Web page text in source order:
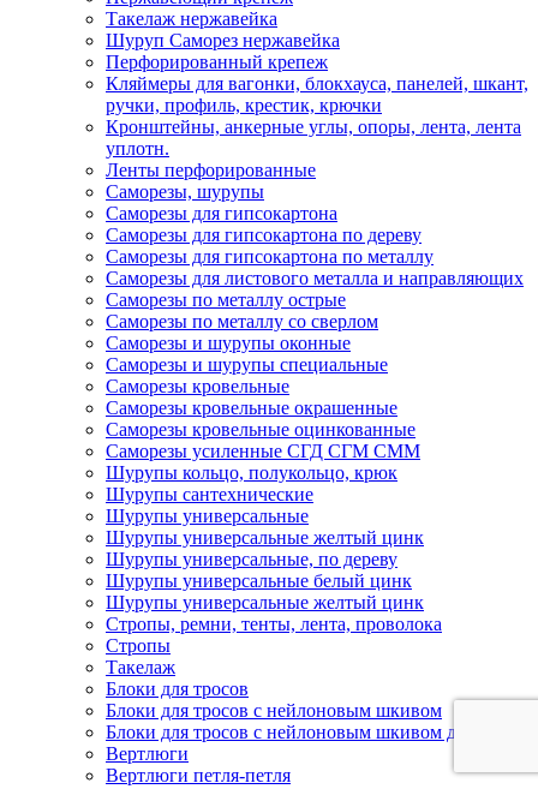
Такелаж нержавейка
Шуруп Саморез нержавейка
Перфорированный крепеж
Кляймеры для вагонки, блокхауса, панелей, шкант,
ручки, профиль, крестик, крючки
Кронштейны, анкерные углы, опоры, лента, лента
уплотн.
Ленты перфорированные
Саморезы, шурупы
Саморезы для гипсокартона
Саморезы для гипсокартона по дереву
Саморезы для гипсокартона по металлу
Саморезы для листового металла и направляющих
Саморезы по металлу острые
Саморезы по металлу со сверлом
Саморезы и шурупы оконные
Саморезы и шурупы специальные
Саморезы кровельные
Саморезы кровельные окрашенные
Саморезы кровельные оцинкованные
Саморезы усиленные СГД СГМ СММ
Шурупы кольцо, полукольцо, крюк
Шурупы сантехнические
Шурупы универсальные
Шурупы универсальные желтый цинк
Шурупы универсальные, по дереву
Шурупы универсальные белый цинк
Шурупы универсальные желтый цинк
Стропы, ремни, тенты, лента, проволока
Стропы
Такелаж
Блоки для тросов
Блоки для тросов с нейлоновым шкивом
Блоки для тросов с нейлоновым шкивом двойные
Вертлюги
Вертлюги петля-петля